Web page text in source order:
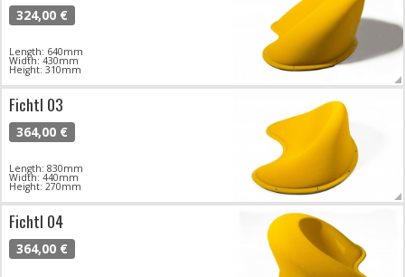
324,00 €
Length: 640mm
Width: 430mm
Height: 310mm
Fichtl 03
364,00 €
Length: 830mm
Width: 440mm
Height: 270mm
Fichtl 04
364,00 €